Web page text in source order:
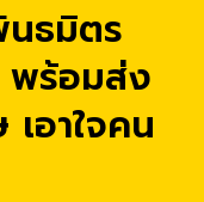
ธมิตร
พร้อมส่ง
อาใจคน